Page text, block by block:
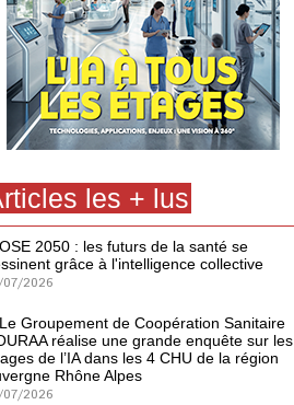
les + lus
OSE 2050 : les futurs de la santé se
grâce à l'intelligence collective
2026
Le Groupement de Coopération Sanitaire
réalise une grande enquête sur les
de l’IA dans les 4 CHU de la région
Rhône Alpes
2026